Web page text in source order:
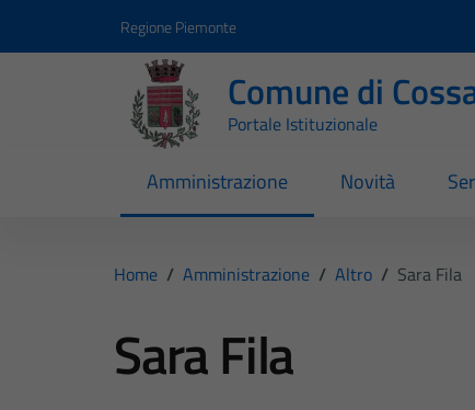
Regione Piemonte
Comune di
Portale Istituzionale
Amministrazione Novità
Home / Amministrazione / Altro / Sara Fila
Sara Fila